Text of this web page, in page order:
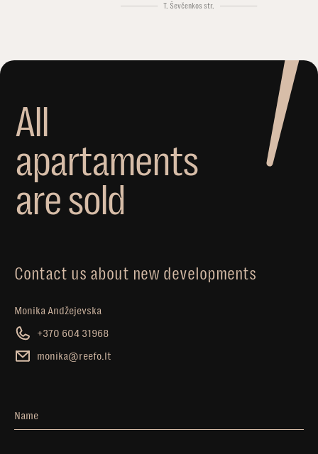
T. Ševčenkos str.
All
apartaments
aresold
Contact us about new developments
Monika Andžejevska
+370 604 31968
monika@reefo.lt
Name